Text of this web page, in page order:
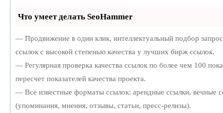
Что умеет делать SeoHammer
— Продвижение в один клик, интеллектуальный подбор
ссылок с высокой степенью качества у лучших бирж ссылок.
— Регулярная проверка качества ссылок по более чем 100
пересчет показателей качества проекта.
— Все известные форматы ссылок: арендные ссылки, вечные
(упоминания, мнения, отзывы, статьи, пресс-релизы).